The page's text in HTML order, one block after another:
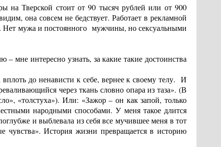
на Тверской стоит от 90 тысяч рублей или от 900
она совсем не бедствует. Работает в рекламной
Нет мужа и постоянного мужчины, но сексуальными
мне интересно узнать, за какие такие достоинства
до ненависти к себе, вернее к своему телу. И
через ткань словно опара из таза». (В
«толстуха»). Или: «Зажор – он как запой, только
народными способами. У меня такое длится
и выблевала из себя все мучившее меня в тот
История жизни превращается в историю